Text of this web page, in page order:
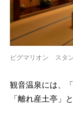
ピグマリオン スタ
観音温泉には、
「離れ産土亭」